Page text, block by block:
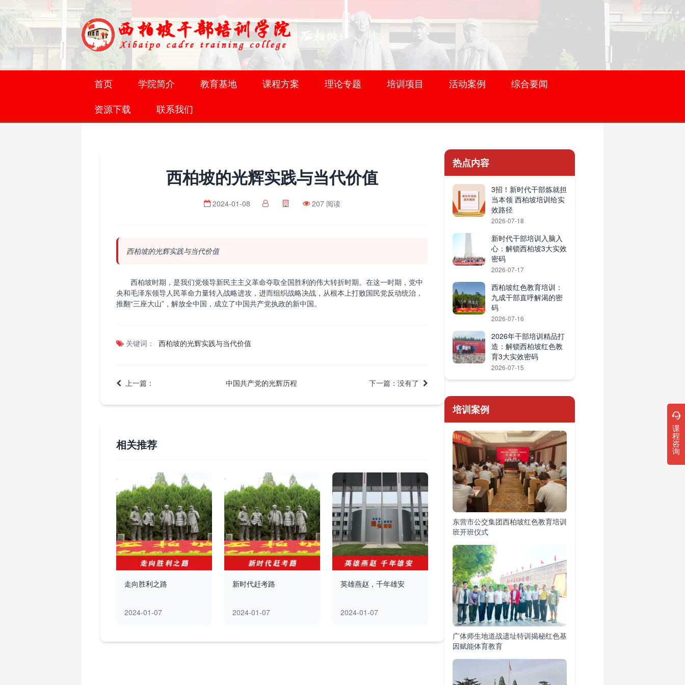
首页 学院简介 教育基地 课程方案 理论专题 培训项目 活动案例
综合要闻
资源下载
联系我们
西柏坡的光辉实践与当代价值
2024-01-08 207 阅读
西柏坡的光辉实践与当代价值
西柏坡时期，是我们党领导新民主主义革命夺取全国胜利的伟大转折时期。在这一时期，党中
央和毛泽东领导人民革命力量转入战略进攻，进而组织战略决战，从根本上打败国民党反动统治，
推翻“三座大山”，解放全中国，成立了中国共产党执政的新中国。
关键词： 西柏坡的光辉实践与当代价值
上一篇： 中国共产党的光辉历程 下一篇：没有了
相关推荐
走向胜利之路
2024-01-07
新时代赶考路
2024-01-07
英雄燕赵，千年雄安
2024-01-07
热点内容
3招！新时代干部炼就担
当本领 西柏坡培训给实
效路径
2026-07-18
新时代干部培训入脑入
心：解锁西柏坡3大实效
密码
2026-07-17
西柏坡红色教育培训：
九成干部直呼解渴的密
码
2026-07-16
2026年干部培训精品打
造：解锁西柏坡红色教
育3大实效密码
2026-07-15
培训案例
东营市公交集团西柏坡红色教育培训
班开班仪式
广体师生地道战遗址特训揭秘红色基
因赋能体育教育
课
程
咨
询